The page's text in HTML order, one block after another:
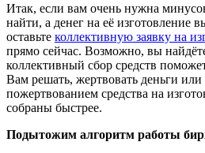
Итак, если вам очень нужна
найти, а денег на её изготовление
оставьте коллективную заявку на
прямо сейчас. Возможно, вы
коллективный сбор средств
Вам решать, жертвовать деньги
пожертвованием средства на
собраны быстрее.
Подытожим алгоритм работы